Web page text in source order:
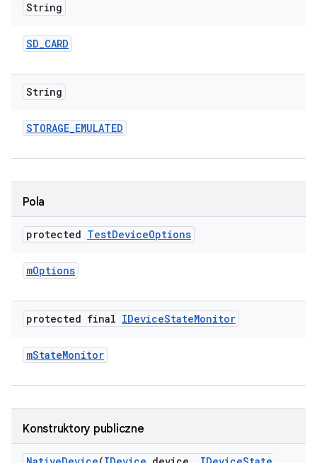
String
SD_CARD
String
STORAGE_EMULATED
Pola
protected TestDeviceOptions
mOptions
protected final IDeviceStateMonitor
mStateMonitor
Konstruktory publiczne